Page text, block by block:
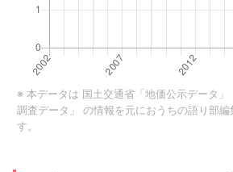
※ 本データは 国土交通省「地価公示データ」
調査データ」
の情報を元におうちの語り部編
す。